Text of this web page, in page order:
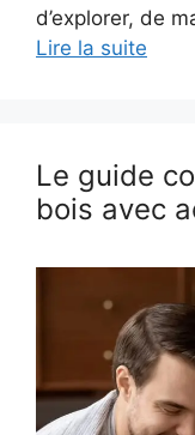
d’explorer, de
Lire la suite
Le guide
bois avec